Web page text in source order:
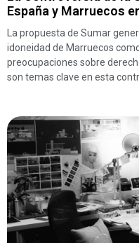
España y Marruecos
La propuesta de Sumar
idoneidad de Marruecos
preocupaciones sobre
son temas clave en esta